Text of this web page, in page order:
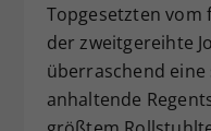
Topgesetzten
der zweitgereihte
überraschend eine
anhaltende